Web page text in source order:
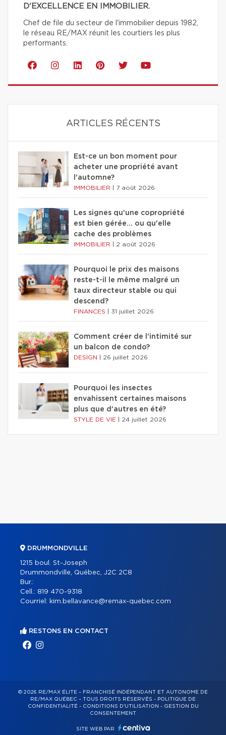
D'EXCELLENCE EN IMMOBILIER.
Chef de file du secteur de l'immobilier depuis 1982,
le réseau RE/MAX réunit les courtiers les plus
performants.
ARTICLES RÉCENTS
Est-ce un bon moment pour
acheter une propriété avant
l'automne?
IMMOBILIER 7 août 2026
Les signes qu'une copropriété
est bien gérée… ou qu'elle
cache des problèmes
IMMOBILIER 2 août 2026
Pourquoi le prix des maisons
reste-t-il le même malgré un
taux directeur stable ou qui
descend?
FINANCES 31 juillet 2026
Comment créer de l'intimité sur
un balcon de condo?
DESIGN 26 juillet 2026
Pourquoi les insectes
envahissent certaines maisons
plus que d'autres en été?
STYLE DE VIE 24 juillet 2026
DRUMMONDVILLE
1215 boul. St-Joseph
Drummondville, Québec, J2C 2C8
Bur.:
Cell.: 819 470-9318
Courriel: kim.bellavance@remax-quebec.com
RESTONS EN CONTACT
© 2026 RE/MAX ÉLITE – FRANCHISÉ INDÉPENDANT ET AUTONOME DE
RE/MAX QUÉBEC – TOUS DROITS RÉSERVÉS - POLITIQUE DE
CONFIDENTIALITÉ- CONDITIONS D'UTILISATION - GESTION DU
CONSENTEMENT
SITE WEB PAR